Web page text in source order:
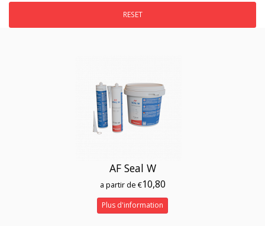
RESET
AF Seal W
a partir de €10,80
Plus d'information